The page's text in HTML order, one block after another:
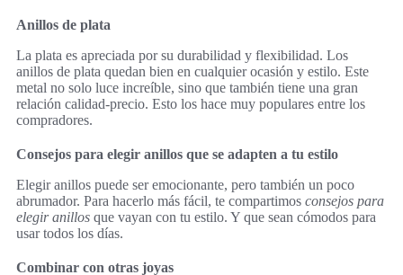
Anillos de plata
La plata es apreciada por su durabilidad y flexibilidad. Los
anillos de plata quedan bien en cualquier ocasión y estilo. Este
metal no solo luce increíble, sino que también tiene una gran
relación calidad-precio. Esto los hace muy populares entre los
compradores.
Consejos para elegir anillos que se adapten a tu estilo
Elegir anillos puede ser emocionante, pero también un poco
abrumador. Para hacerlo más fácil, te compartimos consejos para
elegir anillos que vayan con tu estilo. Y que sean cómodos para
usar todos los días.
Combinar con otras joyas